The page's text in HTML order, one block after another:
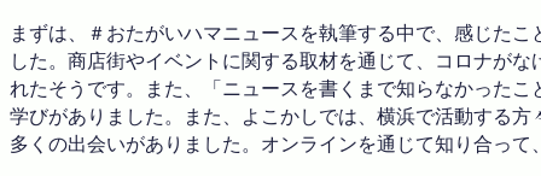
まずは、＃おたがいハマニュースを執筆する中で、感じた
した。商店街やイベントに関する取材を通じて、コロナが
れたそうです。また、「ニュースを書くまで知らなかった
学びがありました。また、よこかしでは、横浜で活動する
多くの出会いがありました。オンラインを通じて知り合っ